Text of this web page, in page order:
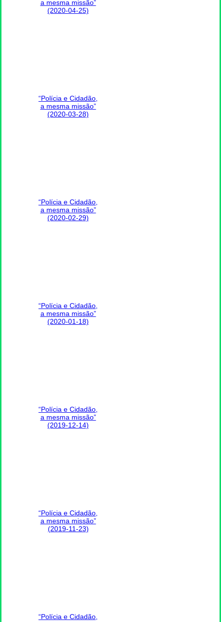
a mesma missão”
(2020-04-25)
“Polícia e Cidadão,
a mesma missão”
(2020-03-28)
“Polícia e Cidadão,
a mesma missão”
(2020-02-29)
“Polícia e Cidadão,
a mesma missão”
(2020-01-18)
“Polícia e Cidadão,
a mesma missão”
(2019-12-14)
“Polícia e Cidadão,
a mesma missão”
(2019-11-23)
“Polícia e Cidadão,